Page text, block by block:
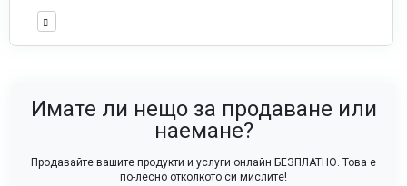
Имате ли нещо за продаване или
наемане?
Продавайте вашите продукти и услуги онлайн БЕЗПЛАТНО. Това е
по-лесно отколкото си мислите!